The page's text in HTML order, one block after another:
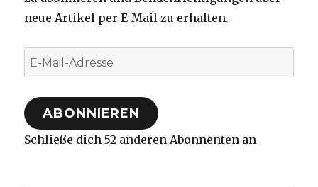
neue Artikel per E-Mail zu erhalten.
E-
Mail-
Adresse
ABONNIEREN
Schließe dich 52 anderen Abonnenten an